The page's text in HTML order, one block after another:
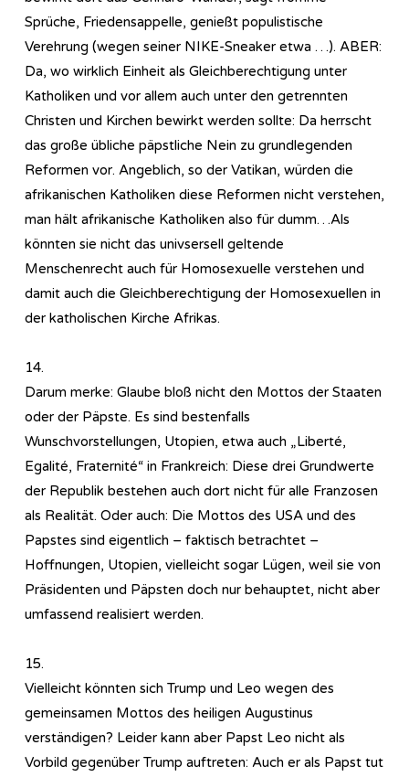
Sprüche, Friedensappelle, genießt populistische
Verehrung (wegen seiner NIKE-Sneaker etwa …). ABER:
Da, wo wirklich Einheit als Gleichberechtigung unter
Katholiken und vor allem auch unter den getrennten
Christen und Kirchen bewirkt werden sollte: Da herrscht
das große übliche päpstliche Nein zu grundlegenden
Reformen vor. Angeblich, so der Vatikan, würden die
afrikanischen Katholiken diese Reformen nicht verstehen,
man hält afrikanische Katholiken also für dumm…Als
könnten sie nicht das univsersell geltende
Menschenrecht auch für Homosexuelle verstehen und
damit auch die Gleichberechtigung der Homosexuellen in
der katholischen Kirche Afrikas.
14.
Darum merke: Glaube bloß nicht den Mottos der Staaten
oder der Päpste. Es sind bestenfalls
Wunschvorstellungen, Utopien, etwa auch „Liberté,
Egalité, Fraternité“ in Frankreich: Diese drei Grundwerte
der Republik bestehen auch dort nicht für alle Franzosen
als Realität. Oder auch: Die Mottos des USA und des
Papstes sind eigentlich – faktisch betrachtet –
Hoffnungen, Utopien, vielleicht sogar Lügen, weil sie von
Präsidenten und Päpsten doch nur behauptet, nicht aber
umfassend realisiert werden.
15.
Vielleicht könnten sich Trump und Leo wegen des
gemeinsamen Mottos des heiligen Augustinus
verständigen? Leider kann aber Papst Leo nicht als
Vorbild gegenüber Trump auftreten: Auch er als Papst tut